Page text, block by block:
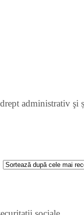
administrativ şi